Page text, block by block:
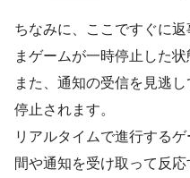
ちなみに、ここですぐに
まゲームが一時停止した状
また、通知の受信を見逃
停止されます。
リアルタイムで進行する
間や通知を受け取って反